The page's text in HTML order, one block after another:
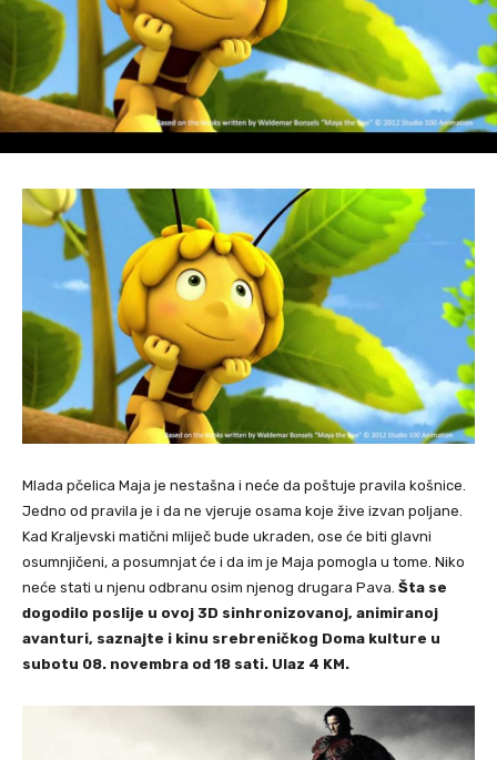
Mlada pčelica Maja je nestašna i neće da poštuje pravila košnice.
Jedno od pravila je i da ne vjeruje osama koje žive izvan poljane.
Kad Kraljevski matični mliječ bude ukraden, ose će biti glavni
osumnjičeni, a posumnjat će i da im je Maja pomogla u tome. Niko
neće stati u njenu odbranu osim njenog drugara Pava. Šta se
dogodilo poslije u ovoj 3D sinhronizovanoj, animiranoj
avanturi, saznajte i kinu srebreničkog Doma kulture u
subotu 08. novembra od 18 sati. Ulaz 4 KM.